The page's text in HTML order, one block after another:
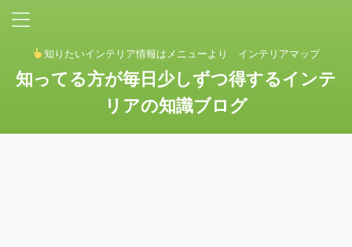
知りたいインテリア情報はメニューより インテリアマップ
知ってる方が毎日少しずつ得するインテ
リアの知識ブログ